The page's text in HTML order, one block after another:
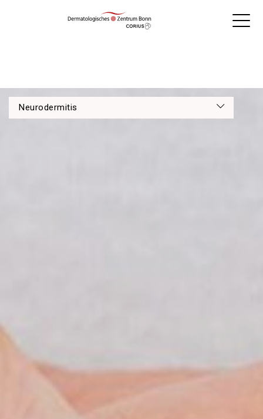
Neurodermitis